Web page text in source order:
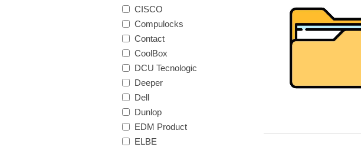
CISCO
Compulocks
Contact
CoolBox
DCU Tecnologic
Deeper
Dell
Dunlop
EDM Product
ELBE